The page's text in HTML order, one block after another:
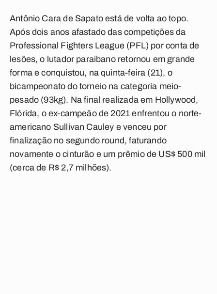
Antônio Cara de Sapato está de volta ao topo.
Após dois anos afastado das competições da
Professional Fighters League (PFL) por conta de
lesões, o lutador paraibano retornou em grande
forma e conquistou, na quinta-feira (21), o
bicampeonato do torneio na categoria meio-
pesado (93kg). Na final realizada em Hollywood,
Flórida, o ex-campeão de 2021 enfrentou o norte-
americano Sullivan Cauley e venceu por
finalização no segundo round, faturando
novamente o cinturão e um prêmio de US$ 500 mil
(cerca de R$ 2,7 milhões).